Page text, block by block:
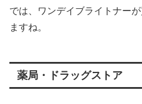
では、ワンデイブライトナー
ますね。
薬局・ドラッグストア